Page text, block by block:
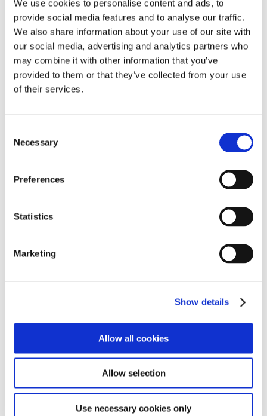
We use cookies to personalise content and ads, to
provide social media features and to analyse our traffic.
We also share information about your use of our site with
our social media, advertising and analytics partners who
may combine it with other information that you’ve
provided to them or that they’ve collected from your use
of their services.
Selection
Necessary
Preferences
Statistics
Marketing
Show details
Allow all cookies
Allow selection
Use necessary cookies only
Udmålingen af civile bøder vil fremover være reguleret i
konkurrencelovens § 23 b, der i vidt omfang afspejler straffelovens
kapitel 10 om skærpende og formildende omstændigheder.
Som en nyhed er det nu lovfæstet i bestemmelsens stk. 3, nr. 3, at
det som formildende omstændighed ved fastsættelse af bødens
størrelse kan indgå, hvis virksomheden kan fremlægge
Lovudkastet indeholder ikke nærmere retningslinjer om indholdet af
et compliance program. Der kan søges inspiration i bl.a.
amerikanske myndigheders vejledninger om virksomheders
at et compliance program skal følge en risikobaseret tilgang og være
skræddersyet den konkrete virksomhed, at virksomhedens ansatte
compliance-politikker og kommunikere dem til medarbejderne.
rejst af SØIK inden den 4. februar 2021 vil blive behandlet efter de
konkurrencesager overgå til de nye regler.
Øvrige nyheder
25. juni 2026
Østre Landsret har afsagt dom i TDC's
erstatningssag mod staten